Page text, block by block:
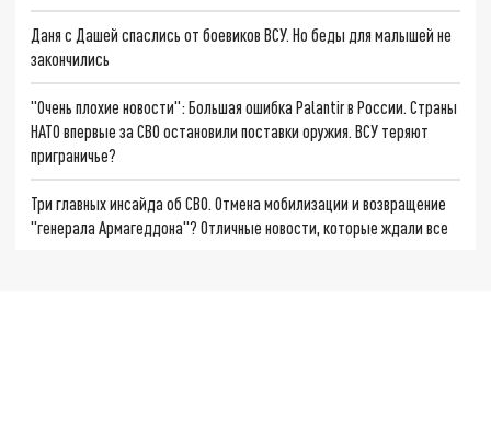
Даня с Дашей спаслись от боевиков ВСУ. Но беды для малышей не
закончились
"Очень плохие новости": Большая ошибка Palantir в России. Страны
НАТО впервые за СВО остановили поставки оружия. ВСУ теряют
приграничье?
Три главных инсайда об СВО. Отмена мобилизации и возвращение
"генерала Армагеддона"? Отличные новости, которые ждали все